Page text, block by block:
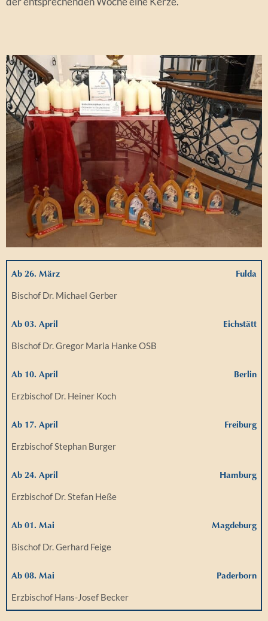
Ab 26. März Fulda
Bischof Dr. Michael Gerber
Ab 03. April Eichstätt
Bischof Dr. Gregor Maria Hanke OSB
Ab 10. April Berlin
Erzbischof Dr. Heiner Koch
Ab 17. April Freiburg
Erzbischof Stephan Burger
Ab 24. April Hamburg
Erzbischof Dr. Stefan Heße
Ab 01. Mai Magdeburg
Bischof Dr. Gerhard Feige
Ab 08. Mai Paderborn
Erzbischof Hans-Josef Becker